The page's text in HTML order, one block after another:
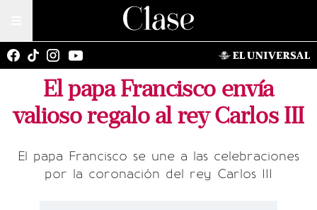
El papa Francisco envía
valioso regalo al rey Carlos III
El papa Francisco se une a las celebraciones
por la coronación del rey Carlos III